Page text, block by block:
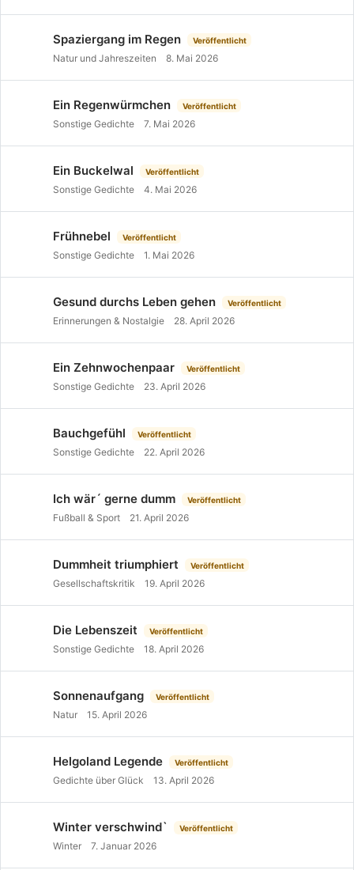
Spaziergang im Regen Veröffentlicht
Natur und Jahreszeiten 8. Mai 2026
Ein Regenwürmchen Veröffentlicht
Sonstige Gedichte 7. Mai 2026
Ein Buckelwal Veröffentlicht
Sonstige Gedichte 4. Mai 2026
Frühnebel Veröffentlicht
Sonstige Gedichte 1. Mai 2026
Gesund durchs Leben gehen Veröffentlicht
Erinnerungen & Nostalgie 28. April 2026
Ein Zehnwochenpaar Veröffentlicht
Sonstige Gedichte 23. April 2026
Bauchgefühl Veröffentlicht
Sonstige Gedichte 22. April 2026
Ich wär´ gerne dumm Veröffentlicht
Fußball & Sport 21. April 2026
Dummheit triumphiert Veröffentlicht
Gesellschaftskritik 19. April 2026
Die Lebenszeit Veröffentlicht
Sonstige Gedichte 18. April 2026
Sonnenaufgang Veröffentlicht
Natur 15. April 2026
Helgoland Legende Veröffentlicht
Gedichte über Glück 13. April 2026
Winter verschwind` Veröffentlicht
Winter 7. Januar 2026